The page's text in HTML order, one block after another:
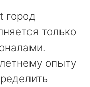
город
только
опыту